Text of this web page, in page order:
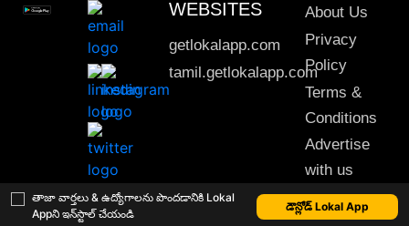
తాజా వార్తలు & ఉద్యోగాలను పొందడానికి Lokal
Appని ఇన్‌స్టాల్ చేయండి
డౌన్లోడ్ Lokal App
WEBSITES
getlokalapp.com
tamil.getlokalapp.com
About Us
Privacy
Policy
Terms &
Conditions
Advertise
with us
Sitemap
This material may not be published, transmitted, rewritten or redistributed. © 2020 Lokal App. All rights reserved.